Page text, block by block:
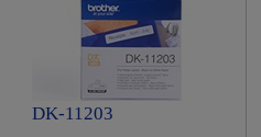
DK-11203